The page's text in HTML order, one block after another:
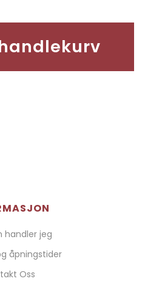
handler jeg
åpningstider
Oss